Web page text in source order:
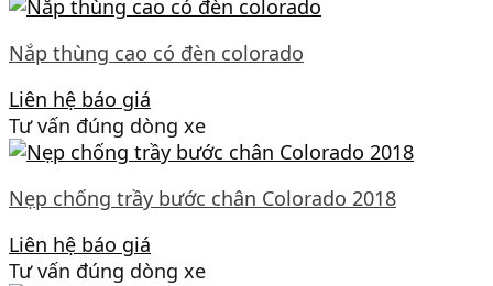
Nắp thùng cao có đèn colorado
Liên hệ báo giá
Tư vấn đúng dòng xe
Nẹp chống trầy bước chân Colorado 2018
Liên hệ báo giá
Tư vấn đúng dòng xe